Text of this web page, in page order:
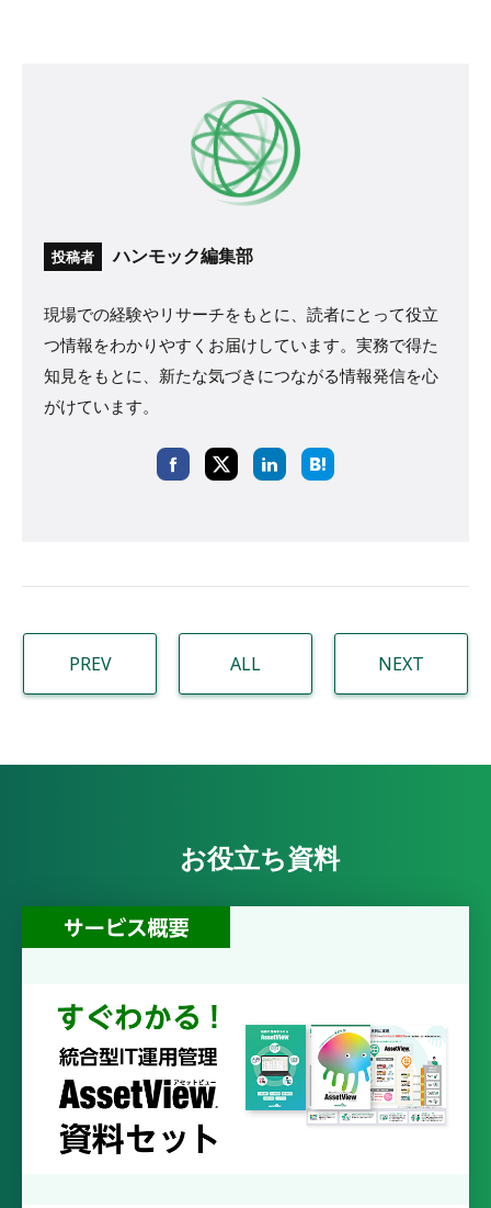
投稿者 ハンモック編集部
現場での経験やリサーチをもとに、読者にとって役立
つ情報をわかりやすくお届けしています。実務で得た
知見をもとに、新たな気づきにつながる情報発信を心
がけています。
PREV ALL NEXT
お役立ち資料